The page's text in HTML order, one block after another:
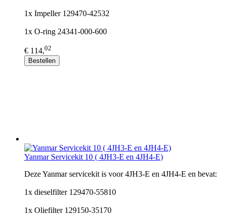
1x Impeller 129470-42532
1x O-ring 24341-000-600
€ 114,02
Bestellen
Yanmar Servicekit 10 ( 4JH3-E en 4JH4-E)
Deze Yanmar servicekit is voor 4JH3-E en 4JH4-E en bevat:
1x dieselfilter 129470-55810
1x Oliefilter 129150-35170